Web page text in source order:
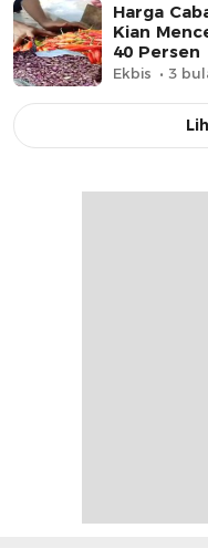
Harga
Kian
40 Persen
Ekbis 3